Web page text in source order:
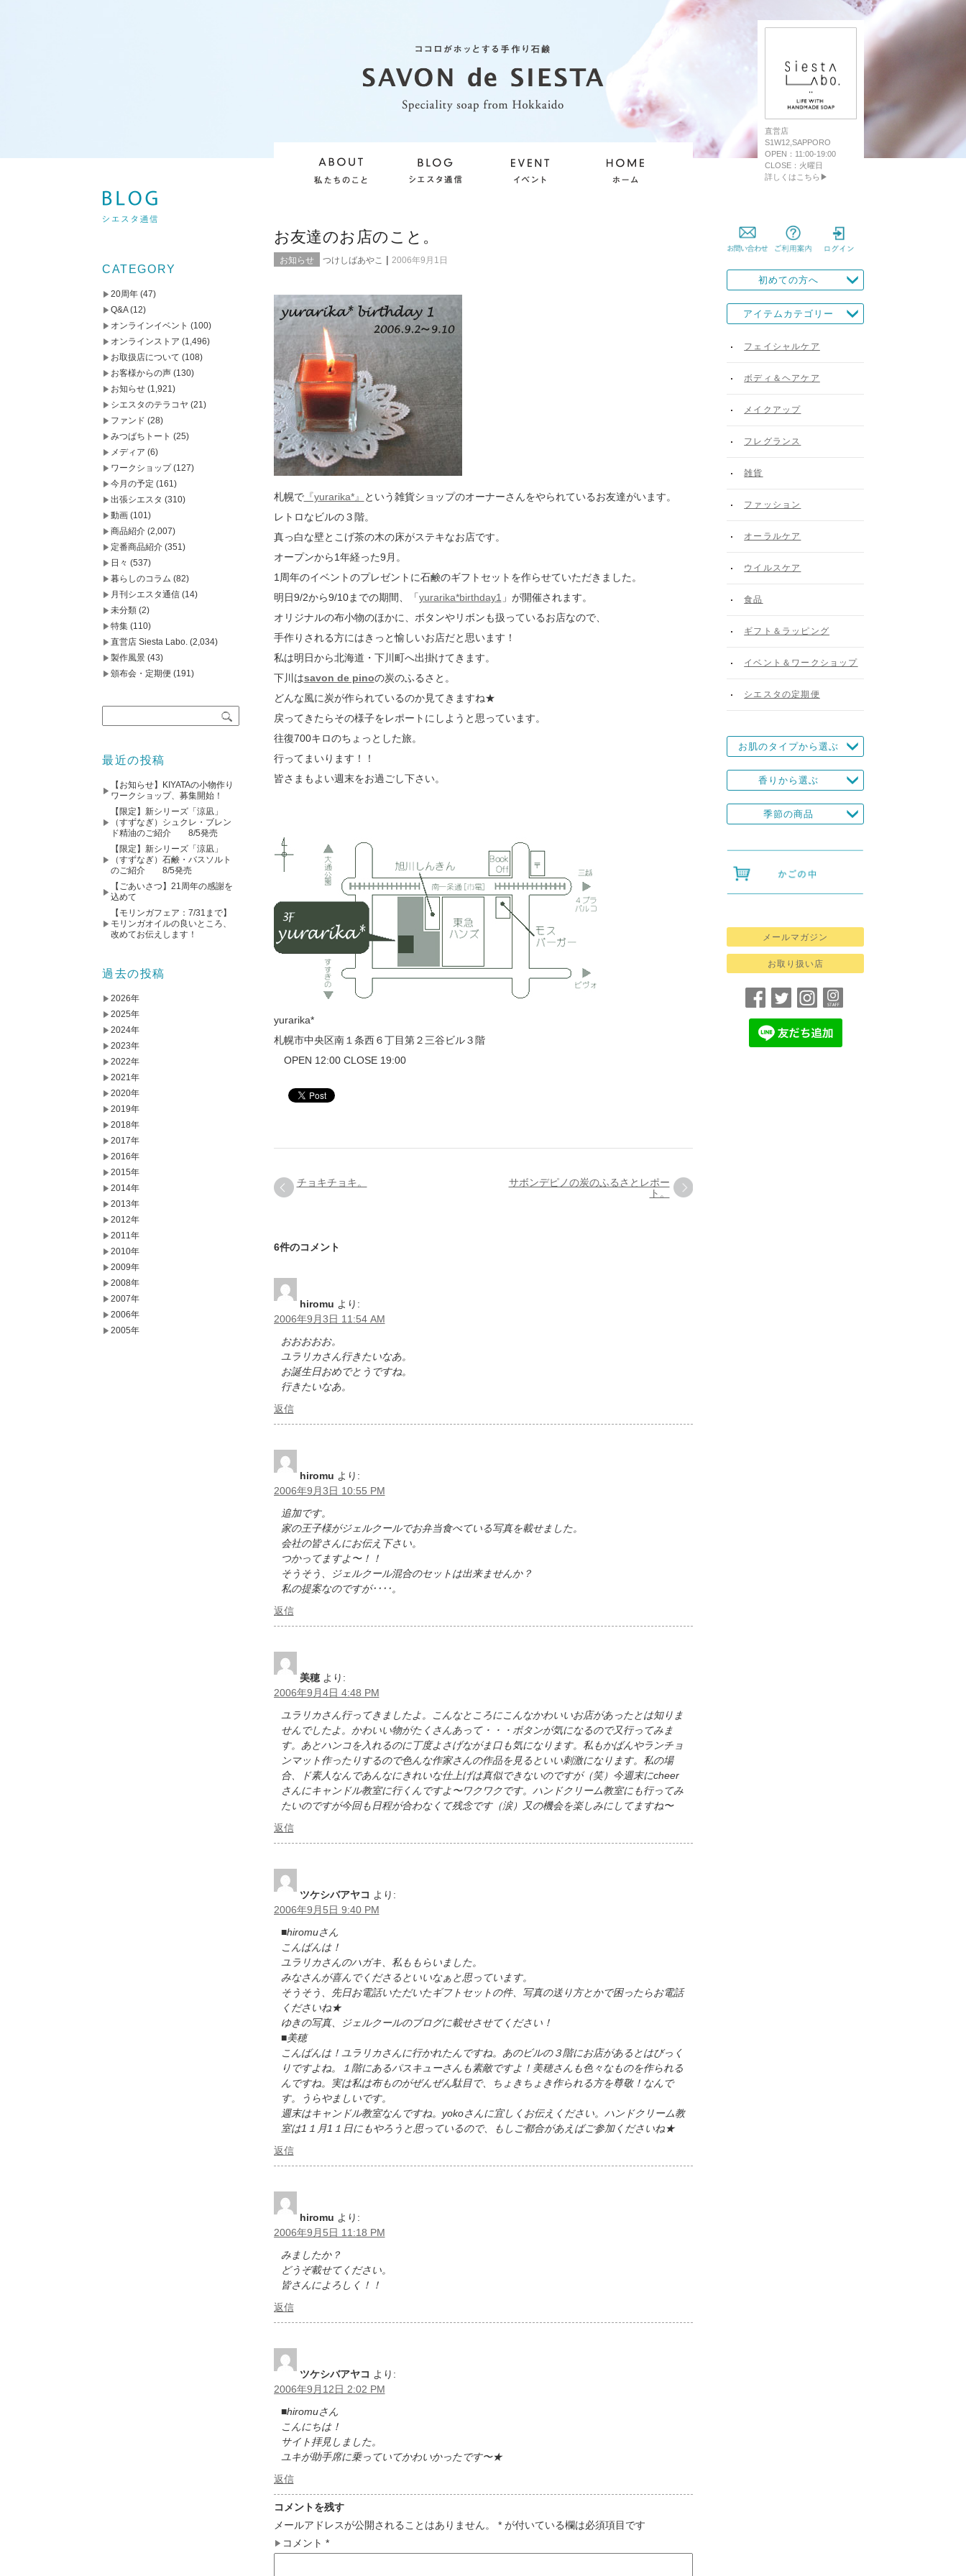
直営店
S1W12,SAPPORO
OPEN：11:00-19:00
CLOSE：火曜日
詳しくはこちら▶
お友達のお店のこと。
お知らせ つけしばあやこ | 2006年9月1日
札幌で『yurarika*』
という雑貨ショップのオーナーさんをやられているお友達がいます。
レトロなビルの３階。
真っ白な壁とこげ茶の木の床がステキなお店です。
オープンから1年経った9月。
1周年のイベントのプレゼントに石鹸のギフトセットを作らせていただきました。
明日9/2から9/10までの期間、「yurarika*birthday1 」が開催されます。
オリジナルの布小物のほかに、ボタンやリボンも扱っているお店なので、
手作りされる方にはきっと愉しいお店だと思います！
私は明日から北海道・下川町へ出掛けてきます。
下川はsavon de pinoの炭のふるさと。
どんな風に炭が作られているのか見てきますね★
戻ってきたらその様子をレポートにしようと思っています。
往復700キロのちょっとした旅。
行ってまいります！！
皆さまもよい週末をお過ごし下さい。
yurarika*
札幌市中央区南１条西６丁目第２三谷ビル３階
OPEN 12:00 CLOSE 19:00
チョキチョキ。
サボンデピノの炭のふるさとレポー
ト。
6件のコメント
hiromu より:
2006年9月3日 11:54 AM
おおおおお。
ユラリカさん行きたいなあ。
お誕生日おめでとうですね。
行きたいなあ。
返信
hiromu より:
2006年9月3日 10:55 PM
追加です。
家の王子様がジェルクールでお弁当食べている写真を載せました。
会社の皆さんにお伝え下さい。
つかってますよ〜！！
そうそう、ジェルクール混合のセットは出来ませんか？
私の提案なのですが････。
返信
美穂 より:
2006年9月4日 4:48 PM
ユラリカさん行ってきましたよ。こんなところにこんなかわいいお店があったとは知りま
せんでしたよ。かわいい物がたくさんあって・・・ボタンが気になるので又行ってみま
す。あとハンコを入れるのに丁度よさげながま口も気になります。私もかばんやランチョ
ンマット作ったりするので色んな作家さんの作品を見るといい刺激になります。私の場
合、ド素人なんであんなにきれいな仕上げは真似できないのですが（笑）今週末にcheer
さんにキャンドル教室に行くんですよ〜ワクワクです。ハンドクリーム教室にも行ってみ
たいのですが今回も日程が合わなくて残念です（涙）又の機会を楽しみにしてますね〜
返信
ツケシバアヤコ より:
2006年9月5日 9:40 PM
■hiromuさん
こんばんは！
ユラリカさんのハガキ、私ももらいました。
みなさんが喜んでくださるといいなぁと思っています。
そうそう、先日お電話いただいたギフトセットの件、写真の送り方とかで困ったらお電話
くださいね★
ゆきの写真、ジェルクールのブログに載せさせてください！
■美穂
こんばんは！ユラリカさんに行かれたんですね。あのビルの３階にお店があるとはびっく
りですよね。１階にあるパスキューさんも素敵ですよ！美穂さんも色々なものを作られる
んですね。実は私は布ものがぜんぜん駄目で、ちょきちょき作られる方を尊敬！なんで
す。うらやましいです。
週末はキャンドル教室なんですね。yokoさんに宜しくお伝えください。ハンドクリーム教
室は1１月1１日にもやろうと思っているので、もしご都合があえばご参加くださいね★
返信
hiromu より:
2006年9月5日 11:18 PM
みましたか？
どうぞ載せてください。
皆さんによろしく！！
返信
ツケシバアヤコ より:
2006年9月12日 2:02 PM
■hiromuさん
こんにちは！
サイト拝見しました。
ユキが助手席に乗っていてかわいかったです〜★
返信
コメントを残す
メールアドレスが公開されることはありません。
*が付いている欄は必須項目です
コメント *
CATEGORY
20周年 (47)
Q&A(12)
オンラインイベント (100)
オンラインストア (1,496)
お取扱店について (108)
お客様からの声 (130)
お知らせ (1,921)
シエスタのテラコヤ (21)
ファンド (28)
みつばちトート (25)
メディア (6)
ワークショップ(127)
今月の予定 (161)
出張シエスタ (310)
動画 (101)
商品紹介 (2,007)
定番商品紹介 (351)
日々 (537)
暮らしのコラム (82)
月刊シエスタ通信 (14)
未分類 (2)
特集 (110)
直営店 Siesta Labo. (2,034)
製作風景 (43)
頒布会・定期便 (191)
最近の投稿
【お知らせ】KIYATAの小物作り
ワークショップ、募集開始！
【限定】新シリーズ「涼凪」
（すずなぎ）シュクレ・ブレン
ド精油のご紹介 8/5発売
【限定】新シリーズ「涼凪」
（すずなぎ）石鹸・バスソルト
のご紹介 8/5発売
【ごあいさつ】21周年の感謝を
込めて
【モリンガフェア：7/31まで】
モリンガオイルの良いところ、
改めてお伝えします！
過去の投稿
2026年
2025年
2024年
2023年
2022年
2021年
2020年
2019年
2018年
2017年
2016年
2015年
2014年
2013年
2012年
2011年
2010年
2009年
2008年
2007年
2006年
2005年
初めての方へ
アイテムカテゴリー
フェイシャルケア
ボディ＆ヘアケア
メイクアップ
フレグランス
雑貨
ファッション
オーラルケア
ウイルスケア
食品
ギフト＆ラッピング
イベント＆ワークショップ
シエスタの定期便
お肌のタイプから選ぶ
香りから選ぶ
季節の商品
メールマガジン
お取り扱い店